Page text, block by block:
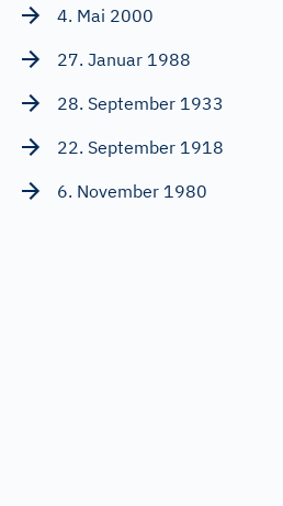
4. Mai 2000
27. Januar 1988
28. September 1933
22. September 1918
6. November 1980